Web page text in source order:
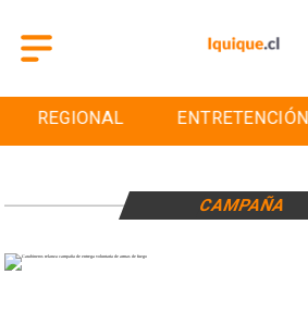
REGIONAL ENTRETENCIÓN
CAMPAÑA